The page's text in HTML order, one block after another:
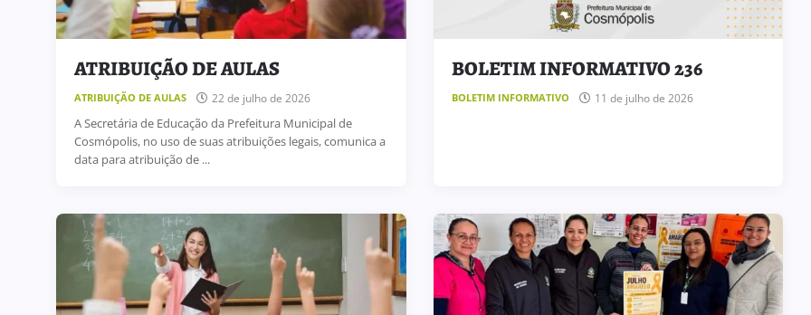
ATRIBUIÇÃO DE AULAS
ATRIBUIÇÃO DE AULAS 22 de julho de 2026
A Secretária de Educação da Prefeitura Municipal de
Cosmópolis, no uso de suas atribuições legais, comunica a
data para atribuição de ...
BOLETIM INFORMATIVO 236
BOLETIM INFORMATIVO 11 de julho de 2026